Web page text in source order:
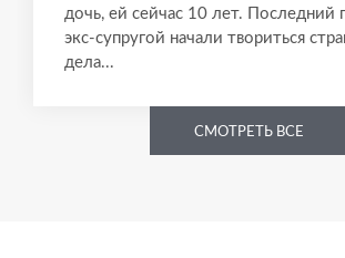
дочь, ей сейчас 10 лет. Последний
экс-супругой начали твориться
дела...
СМОТРЕТЬ ВСЕ